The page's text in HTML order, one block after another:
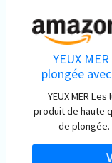
YEUX
plongée
vue anti-
Masque
YEUX MER
produit de haute
de
du visage,